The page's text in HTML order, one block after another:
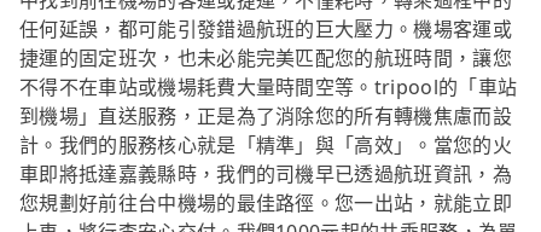
任何延誤，都可能引發錯過航班的巨大壓力。機場客運或
捷運的固定班次，也未必能完美匹配您的航班時間，讓您
不得不在車站或機場耗費大量時間空等。tripool的「車站
到機場」直送服務，正是為了消除您的所有轉機焦慮而設
計。我們的服務核心就是「精準」與「高效」。當您的火
車即將抵達嘉義縣時，我們的司機早已透過航班資訊，為
您規劃好前往台中機場的最佳路徑。您一出站，就能立即